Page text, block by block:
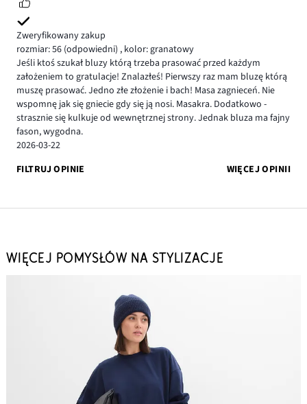
Zweryfikowany zakup
rozmiar: 56 (odpowiedni) , kolor: granatowy
Jeśli ktoś szukał bluzy którą trzeba prasować przed każdym
założeniem to gratulacje! Znalazłeś! Pierwszy raz mam bluzę którą
muszę prasować. Jedno złe złożenie i bach! Masa zagnieceń. Nie
wspomnę jak się gniecie gdy się ją nosi. Masakra. Dodatkowo -
strasznie się kulkuje od wewnętrznej strony. Jednak bluza ma fajny
fason, wygodna.
2026-03-22
FILTRUJ OPINIE
WIĘCEJ OPINII
WIĘCEJ POMYSŁÓW NA STYLIZACJE